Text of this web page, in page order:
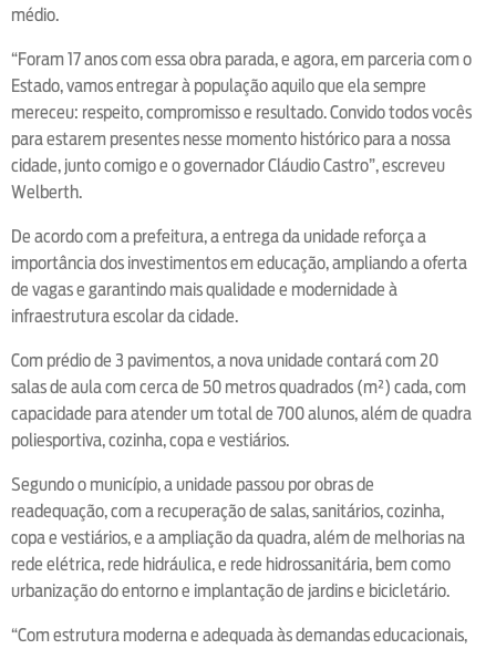
médio.
“Foram 17 anos com essa obra parada, e agora, em parceria com o
Estado, vamos entregar à população aquilo que ela sempre
mereceu: respeito, compromisso e resultado. Convido todos vocês
para estarem presentes nesse momento histórico para a nossa
cidade, junto comigo e o governador Cláudio Castro”, escreveu
Welberth.
De acordo com a prefeitura, a entrega da unidade reforça a
importância dos investimentos em educação, ampliando a oferta
de vagas e garantindo mais qualidade e modernidade à
infraestrutura escolar da cidade.
Com prédio de 3 pavimentos, a nova unidade contará com 20
salas de aula com cerca de 50 metros quadrados (m²) cada, com
capacidade para atender um total de 700 alunos, além de quadra
poliesportiva, cozinha, copa e vestiários.
Segundo o município, a unidade passou por obras de
readequação, com a recuperação de salas, sanitários, cozinha,
copa e vestiários, e a ampliação da quadra, além de melhorias na
rede elétrica, rede hidráulica, e rede hidrossanitária, bem como
urbanização do entorno e implantação de jardins e bicicletário.
“Com estrutura moderna e adequada às demandas educacionais,